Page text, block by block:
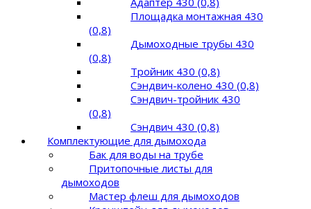
Площадка монтажная 430
(0,8)
Дымоходные трубы 430
(0,8)
Тройник 430 (0,8)
Сэндвич-колено 430 (0,8)
Сэндвич-тройник 430
(0,8)
Сэндвич 430 (0,8)
Комплектующие для дымохода
Бак для воды на трубе
Притопочные листы для
дымоходов
Мастер флеш для дымоходов